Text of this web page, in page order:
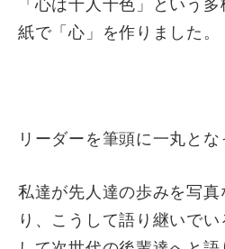
「心は十人十色」という
紙で「心」を作りました。
リーダーを筆頭に一丸と
私達が先人達の歩みを写
り、こうして語り継いで